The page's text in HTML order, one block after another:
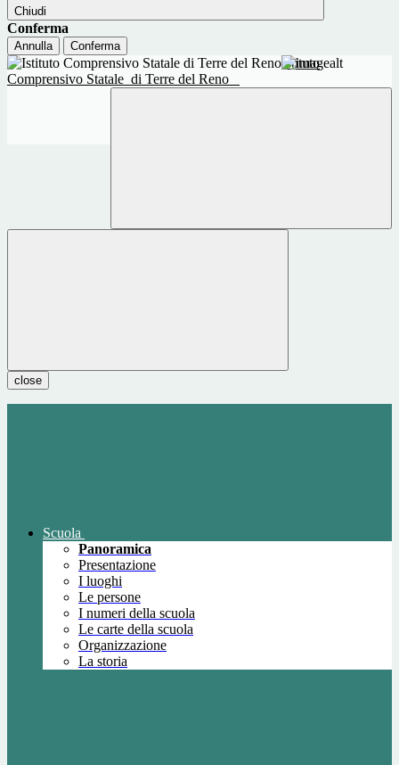
Chiudi
Conferma
Annulla Conferma
Istituto
Comprensivo Statale di Terre del Reno
close
Scuola
Panoramica
Presentazione
I luoghi
Le persone
I numeri della scuola
Le carte della scuola
Organizzazione
La storia